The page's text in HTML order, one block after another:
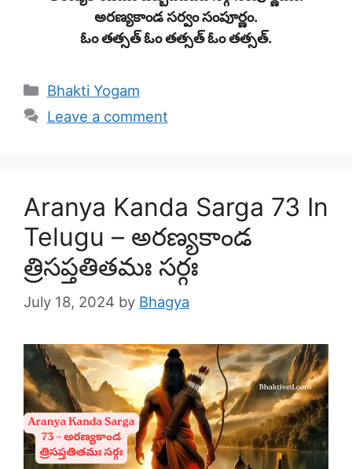
అరణ్యకాండ సర్వం సంపూర్ణం.
ఓం తత్సత్ ఓం తత్సత్ ఓం తత్సత్.
Categories
Bhakti Yogam
Leave a comment
Aranya Kanda Sarga 73 In
Telugu – అరణ్యకాండ
త్రిసప్తతితమః సర్గః
July 18, 2024 by Bhagya